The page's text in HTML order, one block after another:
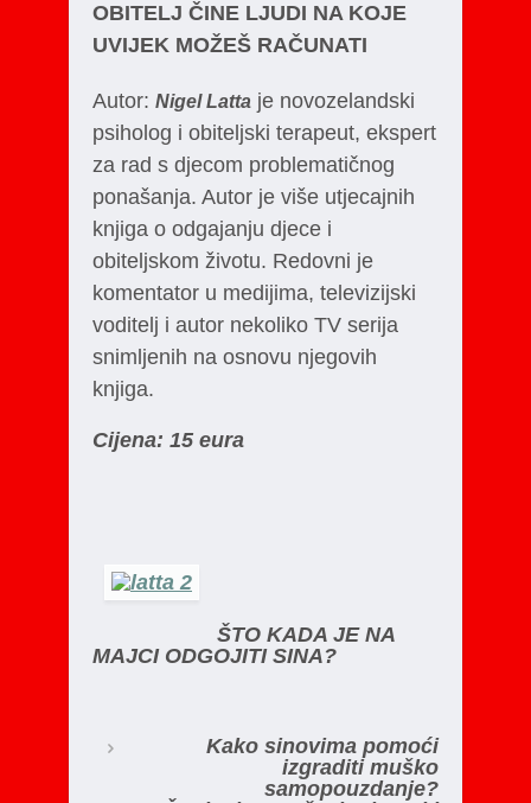
OBITELJ ČINE LJUDI NA KOJE
UVIJEK MOŽEŠ RAČUNATI
Autor: Nigel Latta je novozelandski
psiholog i obiteljski terapeut, ekspert
za rad s djecom problematičnog
ponašanja. Autor je više utjecajnih
knjiga o odgajanju djece i
obiteljskom životu. Redovni je
komentator u medijima, televizijski
voditelj i autor nekoliko TV serija
snimljenih na osnovu njegovih
knjiga.
Cijena: 15 eura
ŠTO KADA JE NA
MAJCI ODGOJITI SINA?
Kako sinovima pomoći
izgraditi muško
samopouzdanje?